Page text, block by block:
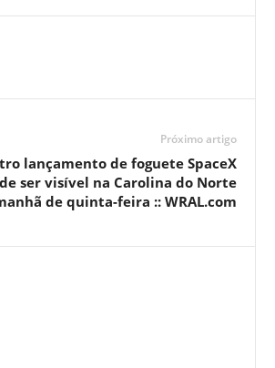
Próximo artigo
lançamento de foguete SpaceX
ser visível na Carolina do Norte
de quinta-feira :: WRAL.com